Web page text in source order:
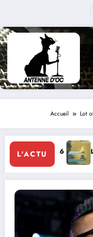
Accueil Lot
L'ACTU
8 de Montcabrier : Festival